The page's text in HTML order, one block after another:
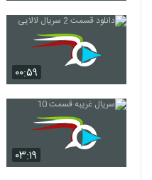
۰۰:۵۹
۰۳:۱۹